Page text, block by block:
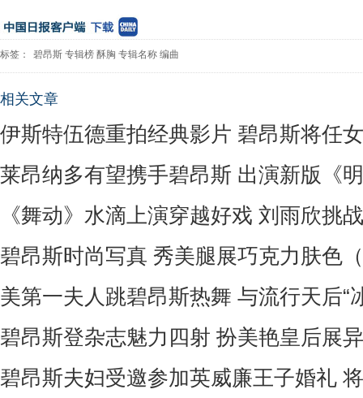
标签： 碧昂斯 专辑榜 酥胸 专辑名称 编曲
相关文章
伊斯特伍德重拍经典影片 碧昂斯将任
莱昂纳多有望携手碧昂斯 出演新版《
《舞动》水滴上演穿越好戏 刘雨欣挑
碧昂斯时尚写真 秀美腿展巧克力肤色
美第一夫人跳碧昂斯热舞 与流行天后“
碧昂斯登杂志魅力四射 扮美艳皇后展
碧昂斯夫妇受邀参加英威廉王子婚礼